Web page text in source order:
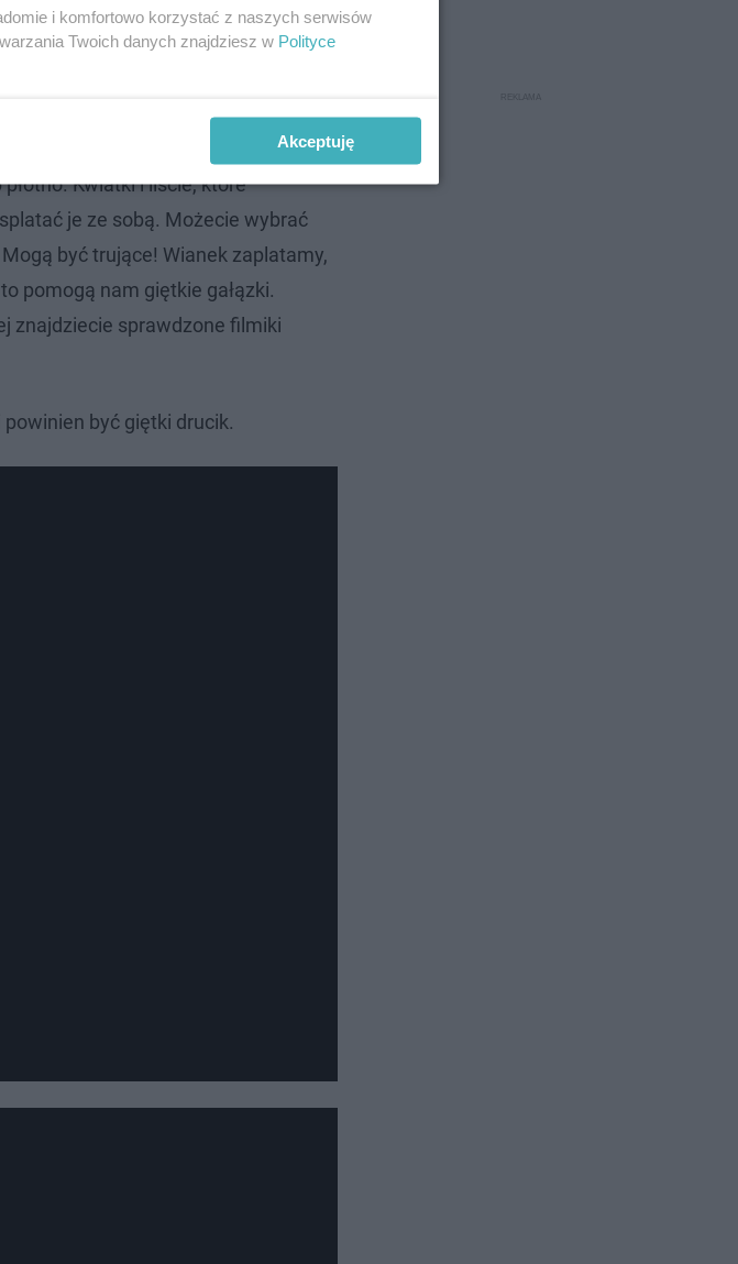
Kwiatki i liście, które
je ze sobą. Możecie wybrać
być trujące! Wianek zaplatamy,
pomogą nam giętkie gałązki.
znajdziecie sprawdzone filmiki
być giętki drucik.
i komfortowo korzystać z naszych serwisów
Twoich danych znajdziesz w Polityce
Akceptuję